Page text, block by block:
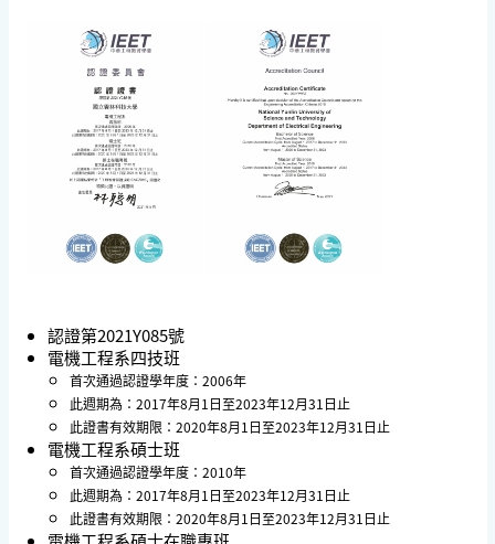
認證第2021Y085號
電機工程系四技班
首次通過認證學年度：2006年
此週期為：2017年8月1日至2023年12月31日止
此證書有效期限：2020年8月1日至2023年12月31日止
電機工程系碩士班
首次通過認證學年度：2010年
此週期為：2017年8月1日至2023年12月31日止
此證書有效期限：2020年8月1日至2023年12月31日止